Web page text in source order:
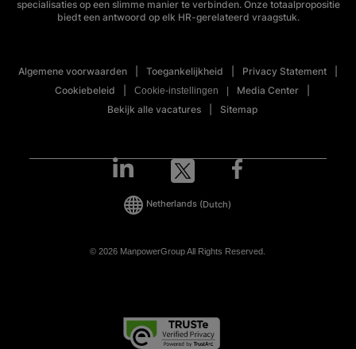
specialisaties op een slimme manier te verbinden. Onze totaalpropositie
biedt een antwoord op elk HR-gerelateerd vraagstuk.
Algemene voorwaarden Toegankelijkheid
Privacy Statement
Cookiebeleid
Cookie-instellingen
Media Center
Bekijk alle vacatures
Sitemap
© 2026 ManpowerGroup All Rights Reserved.
Netherlands (Dutch)